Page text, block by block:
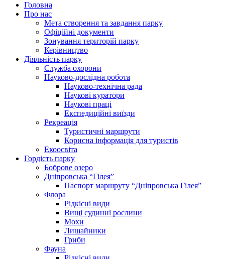
Головна
Про нас
Мета створення та завдання парку
Офіційні документи
Зонування територій парку
Керівництво
Діяльність парку
Служба охорони
Науково-дослідна робота
Науково-технічна рада
Наукові куратори
Наукові праці
Експедиційні виїзди
Рекреація
Туристичні маршрути
Корисна інформація для туристів
Екоосвіта
Гордість парку
Боброве озеро
Дніпровська “Гілея”
Паспорт маршруту “Дніпровська Гілея”
Флора
Рідкісні види
Вищі судинні рослини
Мохи
Лишайники
Гриби
Фауна